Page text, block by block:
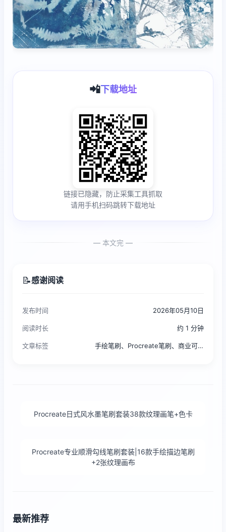
📲下载地址
链接已隐藏，防止采集工具抓取
请用手机扫码跳转下载地址
— 本文完 —
📝感谢阅读
发布时间 2026年05月10日
阅读时长 约 1 分钟
文章标签 手绘笔刷、Procreate笔刷、商业可用、古风水墨、水彩质感
Procreate日式风水墨笔刷套装38款纹理画笔+色卡
Procreate专业顺滑勾线笔刷套装|16款手绘描边笔刷
+2张纹理画布
最新推荐